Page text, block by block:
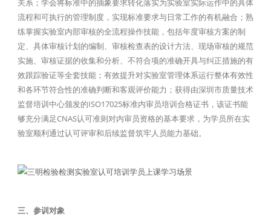
关系；学会将标准中的抽象要求转化落实为实验室实际运作中的具体
流程和可执行的管理制度，实现标准要求与日常工作的有机融合；熟
练掌握实验室内部审核的全流程操作技能，包括年度审核方案的制
定、具体审核计划的编制、审核检查表的设计方法、现场审核的规范
实施、审核证据的收集和分析、不符合项的准确开具与纠正措施的有
效跟踪验证等全套技能；有效提升对实验室管理体系运行整体有效性
和各环节符合性的准确判断和客观评价能力；获得由深圳市质量技术
监督培训中心颁发的ISO17025标准内审员培训合格证书，该证书能
够充分满足CNAS认可准则对内审员资格的基本要求，为学员所在实
验室顺利通过认可评审和后续监督筑牢人员能力基础。
三、参训对象